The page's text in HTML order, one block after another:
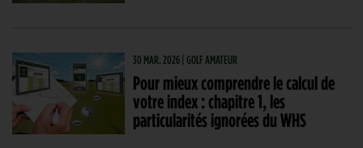
30 MAR. 2026 | GOLF AMATEUR
Pour mieux comprendre le calcul de
votre index : chapitre 1, les
particularités ignorées du WHS